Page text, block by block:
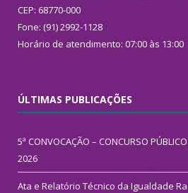
CEP: 68770-000
Fone: (91) 2992-1128
Horário de atendimento: 07:00 às 13:00
ÚLTIMAS PUBLICAÇÕES
5ª CONVOCAÇÃO – CONCURSO
2026
Ata e Relatório Técnico da Igualdade